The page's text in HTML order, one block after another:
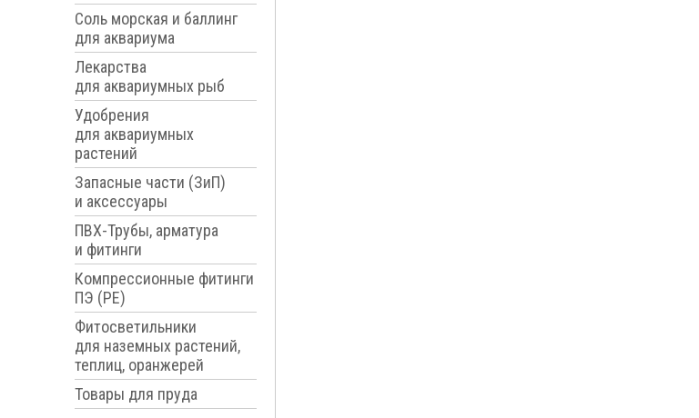
Соль морская и баллинг
для аквариума
Лекарства
для аквариумных рыб
Удобрения
для аквариумных
растений
Запасные части (ЗиП)
и аксессуары
ПВХ-Трубы, арматура
и фитинги
Компрессионные фитинги
ПЭ (PE)
Фитосветильники
для наземных растений,
теплиц, оранжерей
Товары для пруда